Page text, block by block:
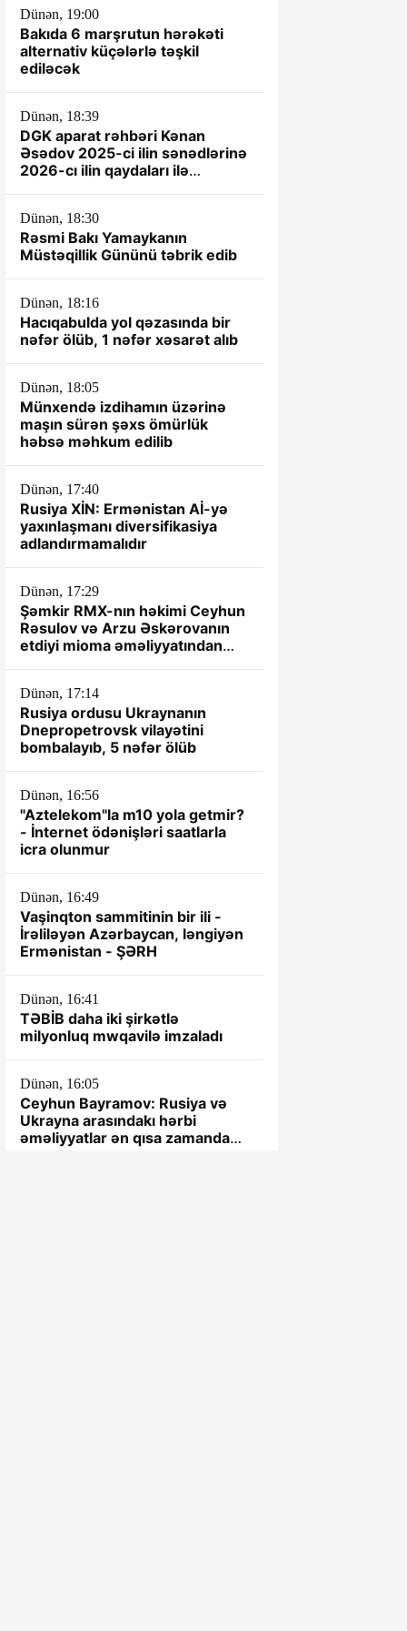
Dünən, 19:00
Bakıda 6 marşrutun hərəkəti
alternativ küçələrlə təşkil
ediləcək
Dünən, 18:39
DGK aparat rəhbəri Kənan
Əsədov 2025-ci ilin sənədlərinə
2026-cı ilin qaydaları ilə
Dünən, 18:30
Rəsmi Bakı Yamaykanın
Müstəqillik Gününü təbrik edib
Dünən, 18:16
Hacıqabulda yol qəzasında bir
nəfər ölüb, 1 nəfər xəsarət alıb
Dünən, 18:05
Münxendə izdihamın üzərinə
maşın sürən şəxs ömürlük
həbsə məhkum edilib
Dünən, 17:40
Rusiya XİN: Ermənistan Aİ-yə
yaxınlaşmanı diversifikasiya
adlandırmamalıdır
Dünən, 17:29
Şəmkir RMX-nın həkimi Ceyhun
Rəsulov və Arzu Əskərovanın
etdiyi mioma əməliyyatından
Dünən, 17:14
Rusiya ordusu Ukraynanın
Dnepropetrovsk vilayətini
bombalayıb, 5 nəfər ölüb
Dünən, 16:56
"Aztelekom"la m10 yola getmir?
- İnternet ödənişləri saatlarla
icra olunmur
Dünən, 16:49
Vaşinqton sammitinin bir ili -
İrəliləyən Azərbaycan, ləngiyən
Ermənistan - ŞƏRH
Dünən, 16:41
TƏBİB daha iki şirkətlə
milyonluq mwqavilə imzaladı
Dünən, 16:05
Ceyhun Bayramov: Rusiya və
Ukrayna arasındakı hərbi
əməliyyatlar ən qısa zamanda